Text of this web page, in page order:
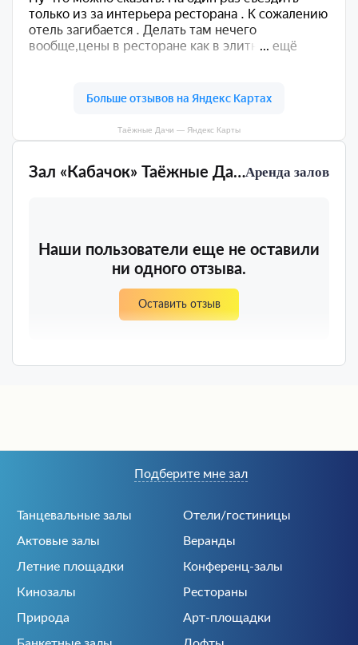
Зал «Кабачок» Таёжные ДачиАренда залов
Наши пользователи еще не оставили
ни одного отзыва.
Оставить отзыв
Таёжные Дачи — Яндекс Карты
Танцевальные залы
Отели/гостиницы
Актовые залы
Веранды
Летние площадки
Конференц-залы
Кинозалы
Рестораны
Природа
Арт-площадки
Подберите мне зал